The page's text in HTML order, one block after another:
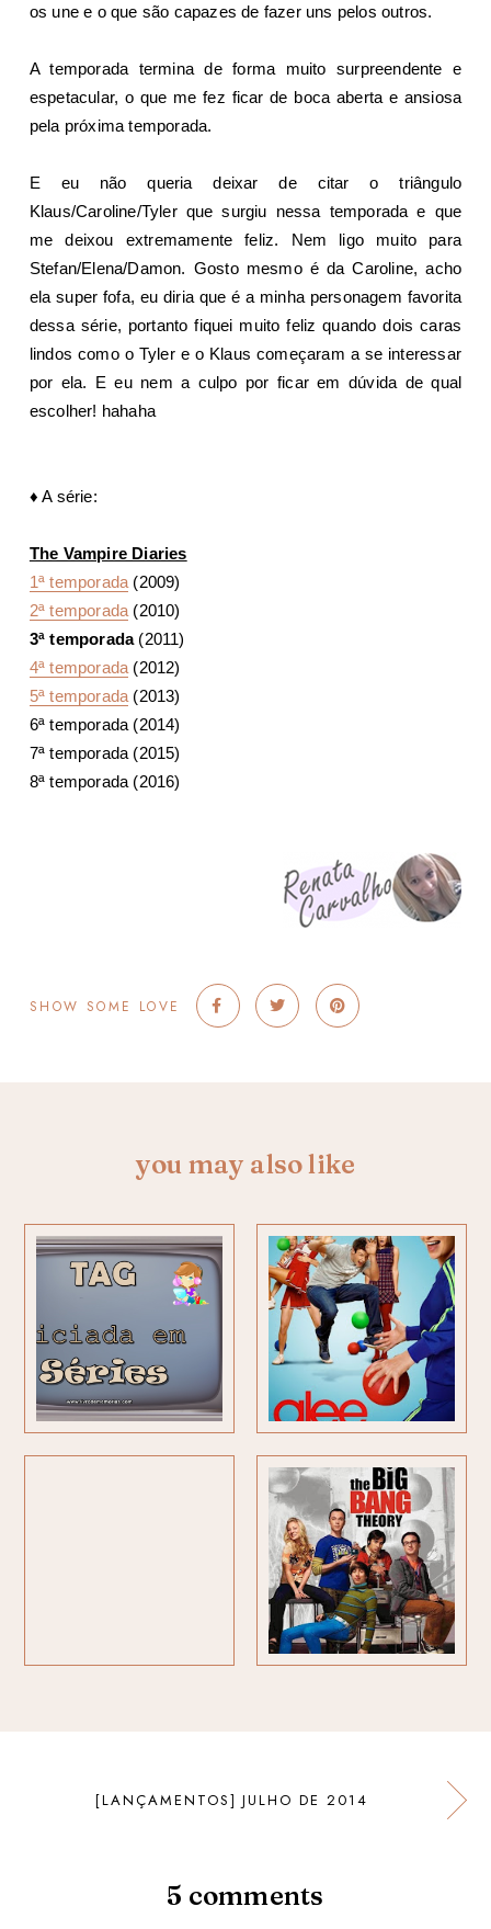
os une e o que são capazes de fazer uns pelos outros.
A temporada termina de forma muito surpreendente e
espetacular, o que me fez ficar de boca aberta e ansiosa
pela próxima temporada.
E eu não queria deixar de citar o triângulo
Klaus/Caroline/Tyler que surgiu nessa temporada e que
me deixou extremamente feliz. Nem ligo muito para
Stefan/Elena/Damon. Gosto mesmo é da Caroline, acho
ela super fofa, eu diria que é a minha personagem favorita
dessa série, portanto fiquei muito feliz quando dois caras
lindos como o Tyler e o Klaus começaram a se interessar
por ela. E eu nem a culpo por ficar em dúvida de qual
escolher! hahaha
♦A série:
The Vampire Diaries
1ª temporada (2009)
2ª temporada (2010)
3ª temporada(2011)
4ª temporada (2012)
5ª temporada (2013)
6ª temporada (2014)
7ª temporada (2015)
8ª temporada (2016)
SHOW SOME LOVE
you may also like
[LANÇAMENTOS] JULHO DE 2014
5 comments